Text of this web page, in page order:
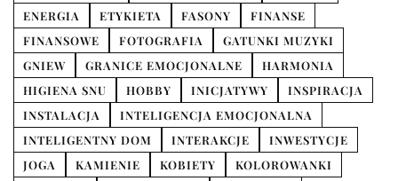
ENERGIA
ETYKIETA FASONY
FINANSE
FINANSOWE
FOTOGRAFIA
GATUNKI MUZYKI
GNIEW
GRANICE EMOCJONALNE
HARMONIA
HIGIENA SNU
HOBBY INICJATYWY
INSPIRACJA
INSTALACJA
INTELIGENCJA EMOCJONALNA
INTELIGENTNY DOM
INTERAKCJE
INWESTYCJE
JOGA
KAMIENIE KOBIETY
KOLOROWANKI